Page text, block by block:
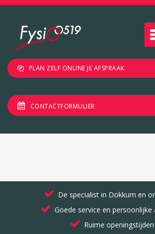
PLAN ZELF ONLINE JE AFSPRAAK
CONTACTFORMULIER
De specialist in Dokkum en
Goede service en persoonlijke
Ruime openingstijden